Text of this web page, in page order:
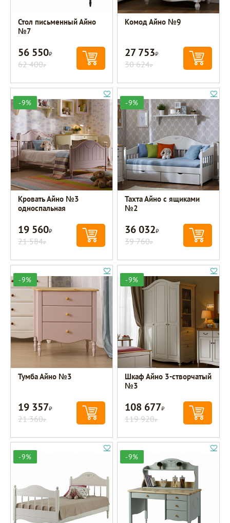
Стол письменный Айно
№7
56 550Р
62 400Р
Комод Айно №9
27 753Р
30 624Р
-9%
Кровать Айно №3
односпальная
19 560Р
21 584Р
-9%
Тахта Айно с ящиками
№2
36 032Р
39 760Р
-9%
Тумба Айно №3
19 357Р
21 360Р
-9%
Шкаф Айно 3-створчатый
№3
108 677Р
119 920Р
-9% -9%